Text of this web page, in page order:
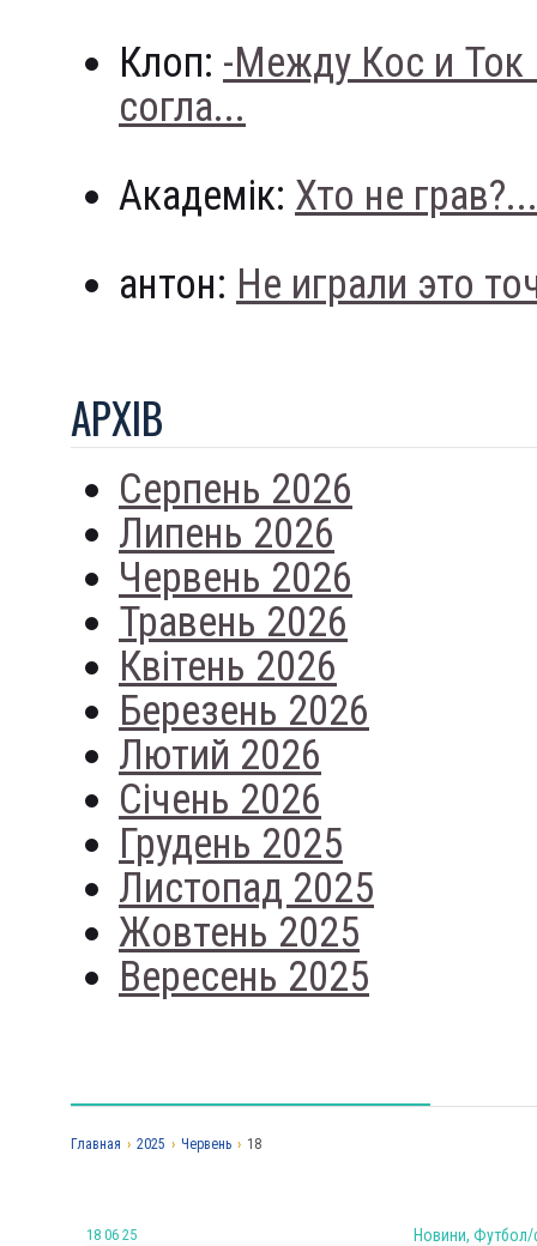
Клоп: -Между Кос и
согла...
Академік: Хто не грав?...
антон: Не играли это
АРХIВ
Серпень 2026
Липень 2026
Червень 2026
Травень 2026
Квітень 2026
Березень 2026
Лютий 2026
Січень 2026
Грудень 2025
Листопад 2025
Жовтень 2025
Вересень 2025
Главная › 2025 › Червень › 18
18 06 25 Новини, Футбол/